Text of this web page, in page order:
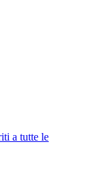
a tutte le